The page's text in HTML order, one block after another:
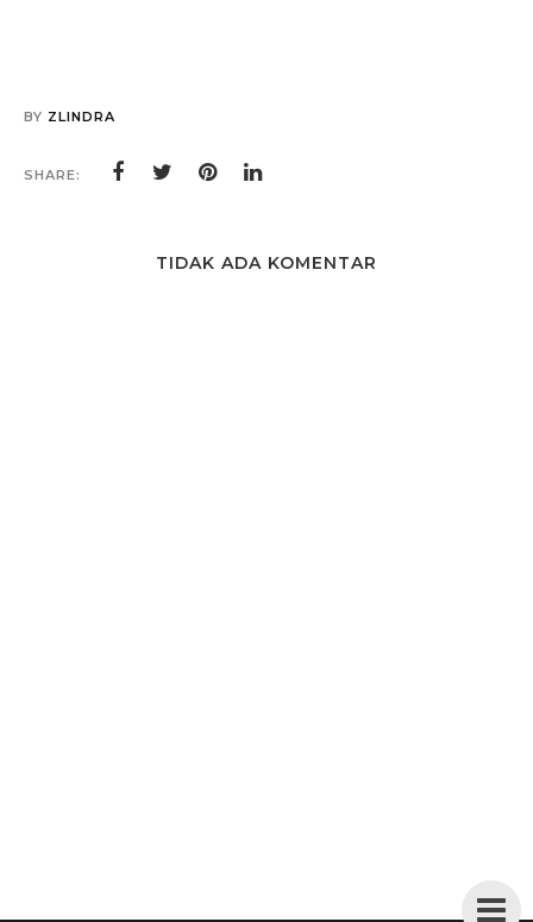
BY ZLINDRA
SHARE:
TIDAK ADA KOMENTAR